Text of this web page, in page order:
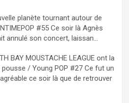
planète tournant autour de
#55 Ce soir là Agnès
annulé son concert, laissan...
BAY MOUSTACHE LEAGUE ont la
pousse / Young POP #27 Ce fut un
ce soir là que de retrouver